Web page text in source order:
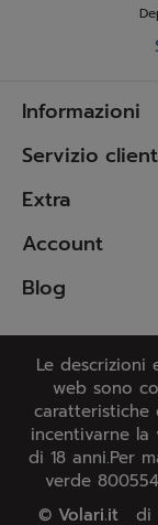
Informazioni
Servizio
Extra
Account
Blog
Le descrizioni
web sono
incentivarne
di 18 anni.Per
verde
© Volari.it di